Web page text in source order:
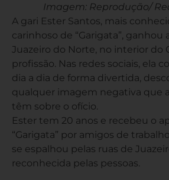
Imagem: Reprodução/
A gari Ester Santos, mais
carinhoso de “Garigata”, ganhou
Juazeiro do Norte, no interior do
profissão. Nas redes sociais, ela
dia a dia de forma divertida,
qualquer imagem negativa que
têm sobre o ofício.
Ester tem 20 anos e recebeu o
“Garigata” por amigos de
se espalhou pelas ruas de
reconhecida pelas pessoas.